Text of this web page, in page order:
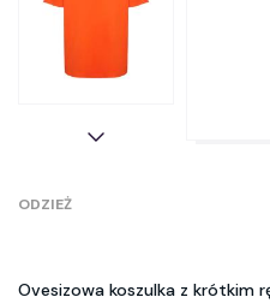
ODZIEŻ
Ovesizowa koszulka z krótkim